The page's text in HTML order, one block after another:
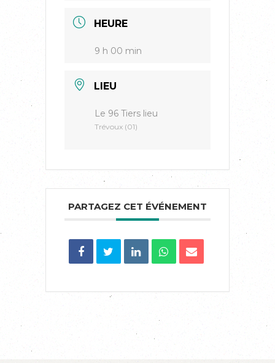
HEURE
9 h 00 min
LIEU
Le 96 Tiers lieu
Trévoux (01)
PARTAGEZ CET ÉVÉNEMENT